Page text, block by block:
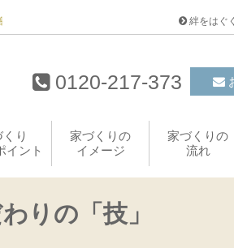
絆をはぐ
0120-217-373
り
イント
家づくりの
イメージ
家づくりの
流れ
りの「技」